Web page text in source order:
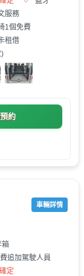
服務
1個免費
租借
)
預約
車輛詳情
箱
追加駕駛人員
定